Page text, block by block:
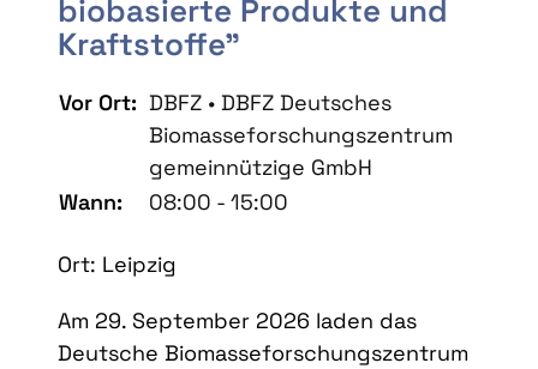
biobasierte Produkte und
Kraftstoffe"
Vor Ort: DBFZ • DBFZ Deutsches
Biomasseforschungszentrum
gemeinnützige GmbH
Wann:
08:00 - 15:00
Ort: Leipzig
Am 29. September 2026 laden das
Deutsche Biomasseforschungszentrum